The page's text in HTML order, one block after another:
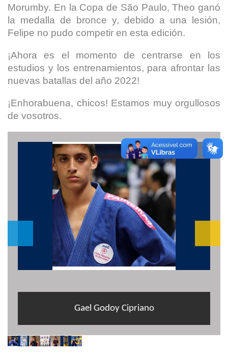
Morumby. En la Copa de São Paulo, Theo ganó
la medalla de bronce y, debido a una lesión,
Felipe no pudo competir en esta edición.
¡Ahora es el momento de centrarse en los
estudios y los entrenamientos, para afrontar las
nuevas batallas del año 2022!
¡Enhorabuena, chicos! Estamos muy orgullosos
de vosotros.
Gael Godoy Cipriano